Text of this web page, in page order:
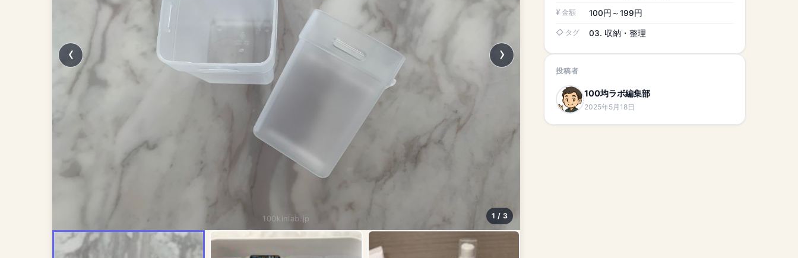
100kinlab.jp 1 / 3
金額 100円～199円
タグ 03. 収納・整理
投稿者
100均ラボ編集部
2025年5月18日